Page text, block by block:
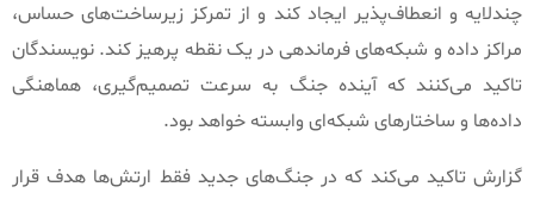
چندلایه و انعطاف‌پذیر ایجاد کند و از تمرکز زیرساخت‌های حساس،
مراکز داده و شبکه‌های فرماندهی در یک نقطه پرهیز کند. نویسندگان
تاکید می‌کنند که آینده جنگ به سرعت تصمیم‌گیری، هماهنگی
داده‌ها و ساختارهای شبکه‌ای وابسته خواهد بود.
گزارش تاکید می‌کند که در جنگ‌های جدید فقط ارتش‌ها هدف قرار